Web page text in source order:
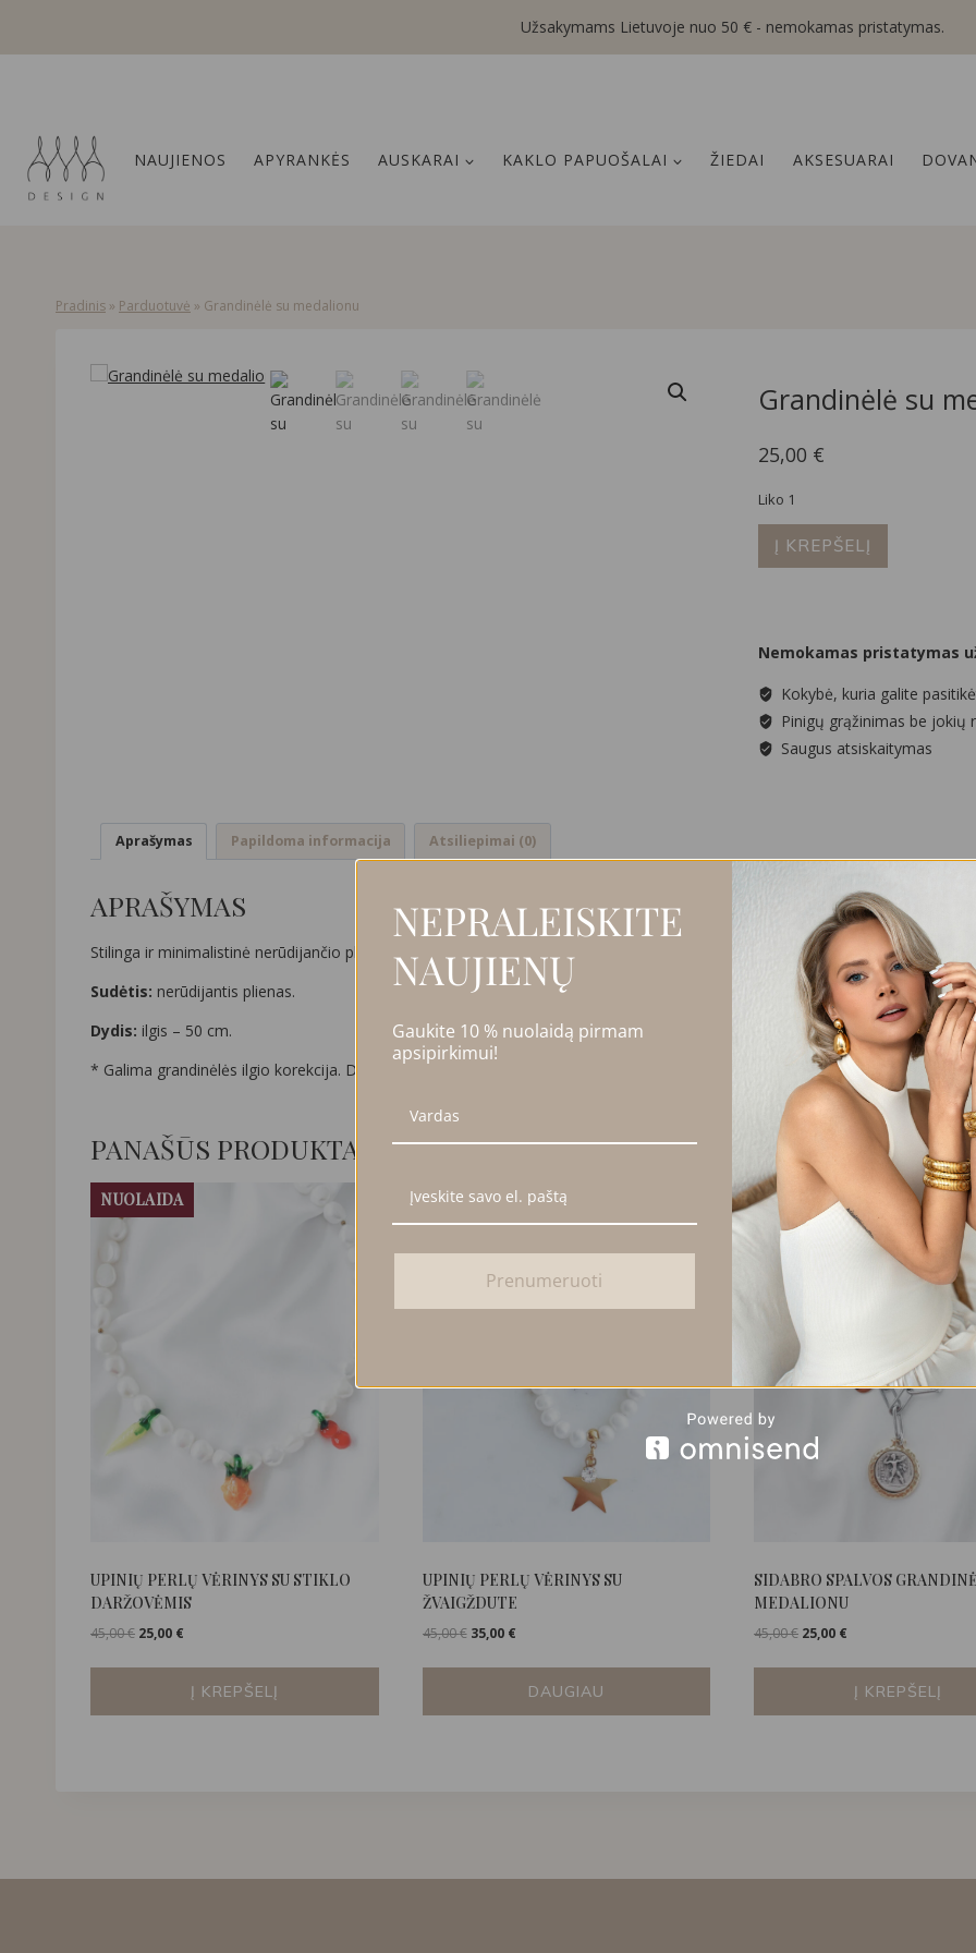
content
Užsakymams Lietuvoje nuo 50 € - nemokamas pristatymas.
NAUJIENOS APYRANKĖS AUSKARAI KAKLO PAPUOŠALAI ŽIEDAI AKSESUARAI
Pradinis » Parduotuvė » Grandinėlė su medalionu
Grandinėlė su
25,00 €
Liko 1
produkto
kiekis:
Į KREPŠELĮ
Nemokamas pristatymas
Kokybė, kuria galite
Pinigų grąžinimas be jokių
Saugus atsiskaitymas
Aprašymas Papildoma informacija Atsiliepimai (0)
APRAŠYMAS
Stilinga ir minimalistinė nerūdijančio plieno grandinėlė su 24k paauksuotu medalionu.
Sudėtis: nerūdijantis plienas.
Dydis: ilgis – 50 cm.
* Galima grandinėlės ilgio korekcija. Dėl norimo ilgio susisiekite el. paštu – info@amadesign.lt
PANAŠŪS PRODUKTAI
NUOLAIDA
UPINIŲ PERLŲ VĖRINYS SU STIKLO
DARŽOVĖMIS
45,00€ Original
was:
25,00 €
is:
25,00 €.
Į KREPŠELĮ
NUOLAIDA
PARDUOTA
UPINIŲ PERLŲ VĖRINYS SU
ŽVAIGŽDUTE
45,00€ Original
was:
35,00 €Current
is:
35,00 €.
DAUGIAU
NUOLAIDA
SIDABRO SPALVOS
MEDALIONU
45,00€ Original
was:
25,00 €
is:
25,00 €.
Į KREPŠELĮ
NEPRALEISKITE
NAUJIENŲ
Gaukite 10 % nuolaidą pirmam
apsipirkimui!
Prenumeruoti